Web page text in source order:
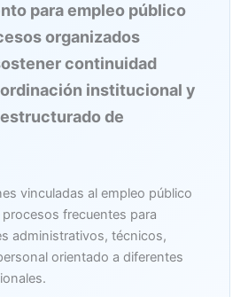
para empleo público
organizados
continuidad
institucional y
de
vinculadas al empleo público
frecuentes para
administrativos, técnicos,
orientado a diferentes